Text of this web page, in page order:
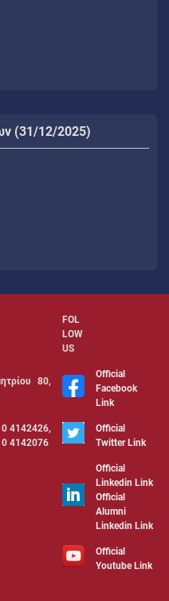
(31/12/2025)
FOL
LOW
US
80,
Official
Facebook
Link
4142426,
4142076
Official
Twitter Link
Official
Linkedin Link
Official
Alumni
Linkedin Link
Official
Youtube Link